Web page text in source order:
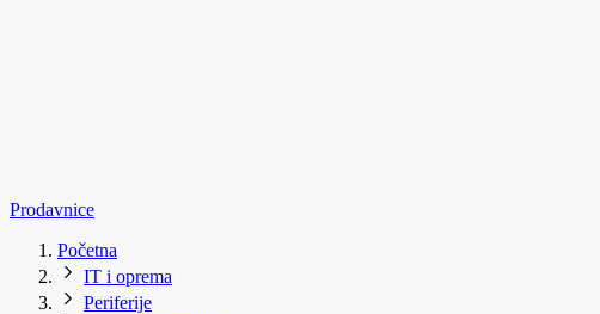
Prodavnice
Početna
IT i oprema
Periferije